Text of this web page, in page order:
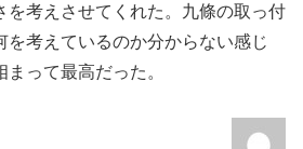
を考えさせてくれた。九條の取っ付
を考えているのか分からない感じ
って最高だった。